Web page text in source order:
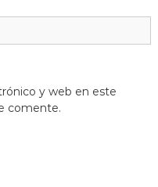
y web en este
comente.